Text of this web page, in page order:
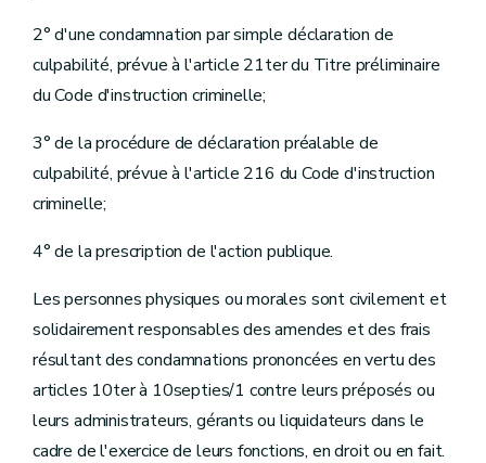
2° d'une condamnation par simple déclaration de
culpabilité, prévue à l'article 21ter du Titre préliminaire
du Code d'instruction criminelle;
3° de la procédure de déclaration préalable de
culpabilité, prévue à l'article 216 du Code d'instruction
criminelle;
4° de la prescription de l'action publique.
Les personnes physiques ou morales sont civilement et
solidairement responsables des amendes et des frais
résultant des condamnations prononcées en vertu des
articles 10ter à 10septies/1 contre leurs préposés ou
leurs administrateurs, gérants ou liquidateurs dans le
cadre de l'exercice de leurs fonctions, en droit ou en fait.